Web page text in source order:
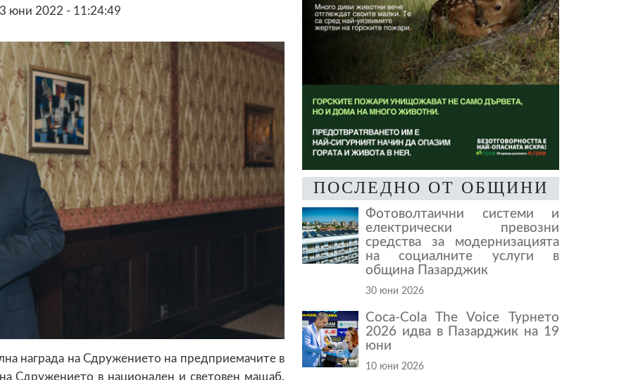
юни 2022 - 11:24:49
награда на Сдружението на предприемачите в
Сдружението в национален и световен мащаб.
ПОСЛЕДНО ОТ ОБЩИНИ
Фотоволтаични системи и
електрически превозни
средства за модернизацията
на социалните услуги в
община Пазарджик
30 юни 2026
Coca-Cola The Voice Турнето
2026 идва в Пазарджик на 19
юни
10 юни 2026